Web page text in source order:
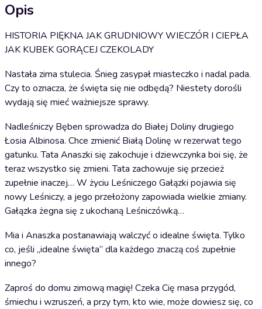
Opis
HISTORIA PIĘKNA JAK GRUDNIOWY WIECZÓR I CIEPŁA
JAK KUBEK GORĄCEJ CZEKOLADY
Nastała zima stulecia. Śnieg zasypał miasteczko i nadal pada.
Czy to oznacza, że święta się nie odbędą? Niestety dorośli
wydają się mieć ważniejsze sprawy.
Nadleśniczy Bęben sprowadza do Białej Doliny drugiego
Łosia Albinosa. Chce zmienić Białą Dolinę w rezerwat tego
gatunku. Tata Anaszki się zakochuje i dziewczynka boi się, że
teraz wszystko się zmieni. Tata zachowuje się przecież
zupełnie inaczej… W życiu Leśniczego Gałązki pojawia się
nowy Leśniczy, a jego przełożony zapowiada wielkie zmiany.
Gałązka żegna się z ukochaną Leśniczówką…
Mia i Anaszka postanawiają walczyć o idealne święta. Tylko
co, jeśli „idealne święta” dla każdego znaczą coś zupełnie
innego?
Zaproś do domu zimową magię! Czeka Cię masa przygód,
śmiechu i wzruszeń, a przy tym, kto wie, może dowiesz się, co